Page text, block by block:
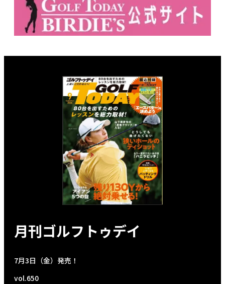
月刊ゴルフトゥデイ
7月3日（金）発売！
vol.650